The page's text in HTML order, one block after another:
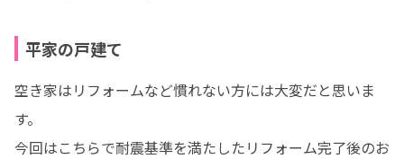
平家の戸建て
空き家はリフォームなど慣れない方には大変だと思いま
す。
今回はこちらで耐震基準を満たしたリフォーム完了後のお